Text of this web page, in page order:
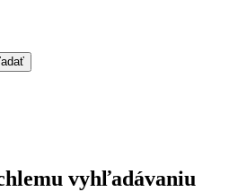
vyhľadávaniu